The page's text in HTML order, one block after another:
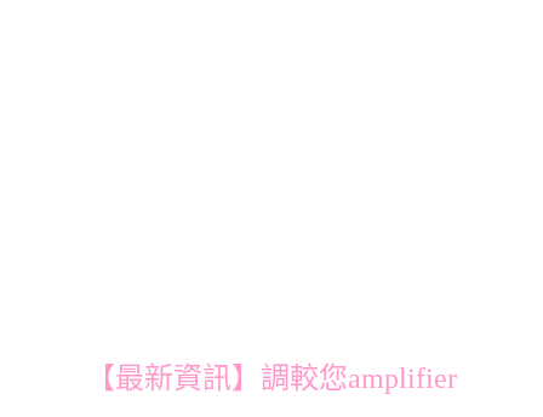
【最新資訊】調較您amplifier